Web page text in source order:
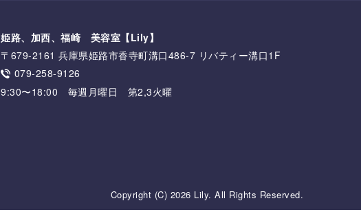
姫路、加西、福崎 美容室【Lily】
〒679-2161 兵庫県姫路市香寺町溝口486-7 リバティー溝口1F
079-258-9126
9:30〜18:00 毎週月曜日 第2,3火曜
Copyright (C) 2026 Lily. All Rights Reserved.